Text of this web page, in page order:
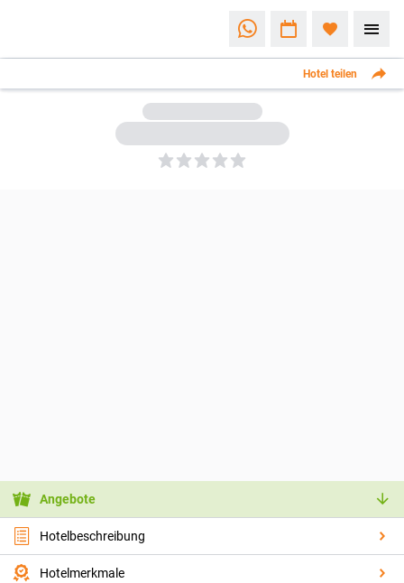
Hotel teilen
5
Angebote
Hotelbeschreibung
Hotelmerkmale